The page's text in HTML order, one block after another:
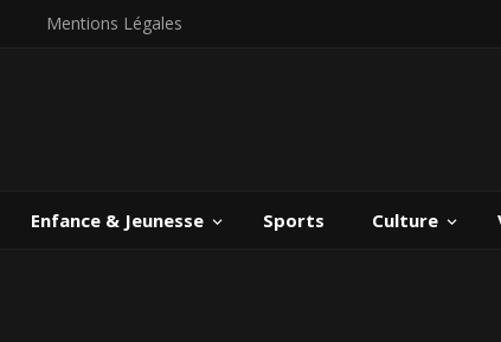
Mentions Légales
Enfance & Jeunesse Sports Culture